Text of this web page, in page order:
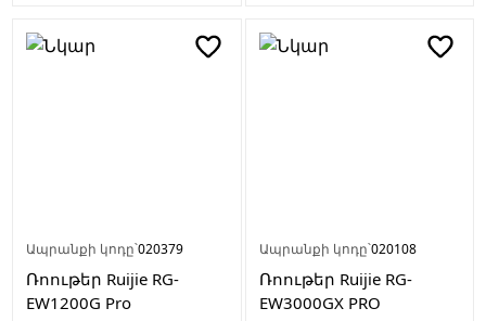
Ապրանքի կոդը՝020379
Ռոութեր Ruijie RG-
EW1200G Pro
Ապրանքի կոդը՝020108
Ռոութեր Ruijie RG-
EW3000GX PRO